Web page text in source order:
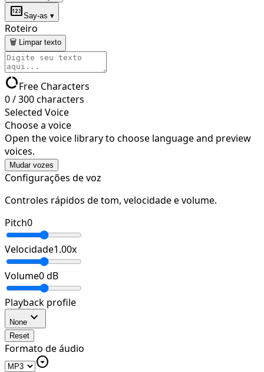
pinSay-as ▾
Roteiro
🗑 Limpar texto
data_usageFree Characters
0/300characters
Selected Voice
Choose a voice
Open the voice library to choose language and preview
voices.
Mudar vozes
Configurações de voz
Controles rápidos de tom, velocidade e volume.
Pitch0
Velocidade1.00x
Volume0dB
Playback profile
None expand_more
Reset
Formato de áudio
arrow_drop_down_circle